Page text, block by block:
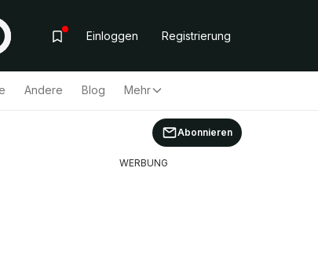
Einloggen Registrierung
Andere Blog Mehr
Abonnieren
WERBUNG